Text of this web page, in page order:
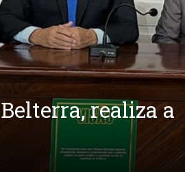
realiza a